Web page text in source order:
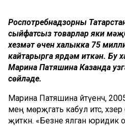
Роспотребнадзорның
сыйфатсыз товарлар яки
хезмәт өчен халыкка 75
кайтарырга ярдәм иткән. Бу
Марина Патяшина Казанда
сөйләде.
Марина Патяшина әйтүенчә,
мең мөрәҗәгать кабул итсә,
җиткән. «Безне ялган